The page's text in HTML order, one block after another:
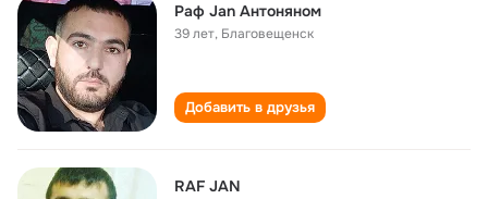
Раф Jan Aнтоняном
39 лет, Благовещенск
Добавить в друзья
RAF JAN